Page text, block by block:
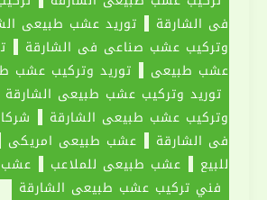
في الشارقة
توريد عشب طبيعى
وتركيب عشب صناعي في الشارقة
عشب طبيعى
توريد وتركيب عشب
توريد وتركيب عشب طبيعي الشارقة
وتركيب عشب طبيعى الشارقة
في الشارقة
عشب طبيعي امريكي
للبيع
عشب طبيعي للملاعب
عشب
فني تركيب عشب طبيعى الشارقة